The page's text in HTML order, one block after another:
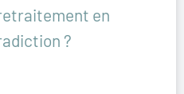
en
?